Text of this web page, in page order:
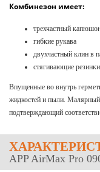
Комбинезон имеет:
трехчастный
гибкие рукава
двухчастный клин в
стягивающие
Впущенные во внутрь
жидкостей и пыли.
подтверждающий
APP AirMax Pro